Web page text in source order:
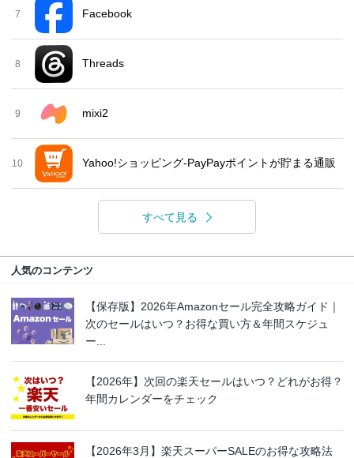
7 Facebook
8 Threads
9 mixi2
10 Yahoo!ショッピング-PayPayポイントが貯まる通販
すべて見る
人気のコンテンツ
【保存版】2026年Amazonセール完全攻略ガイド｜
次のセールはいつ？お得な買い方＆年間スケジュ
ー...
【2026年】次回の楽天セールはいつ？どれがお得？
年間カレンダーをチェック
【2026年3月】楽天スーパーSALEのお得な攻略法